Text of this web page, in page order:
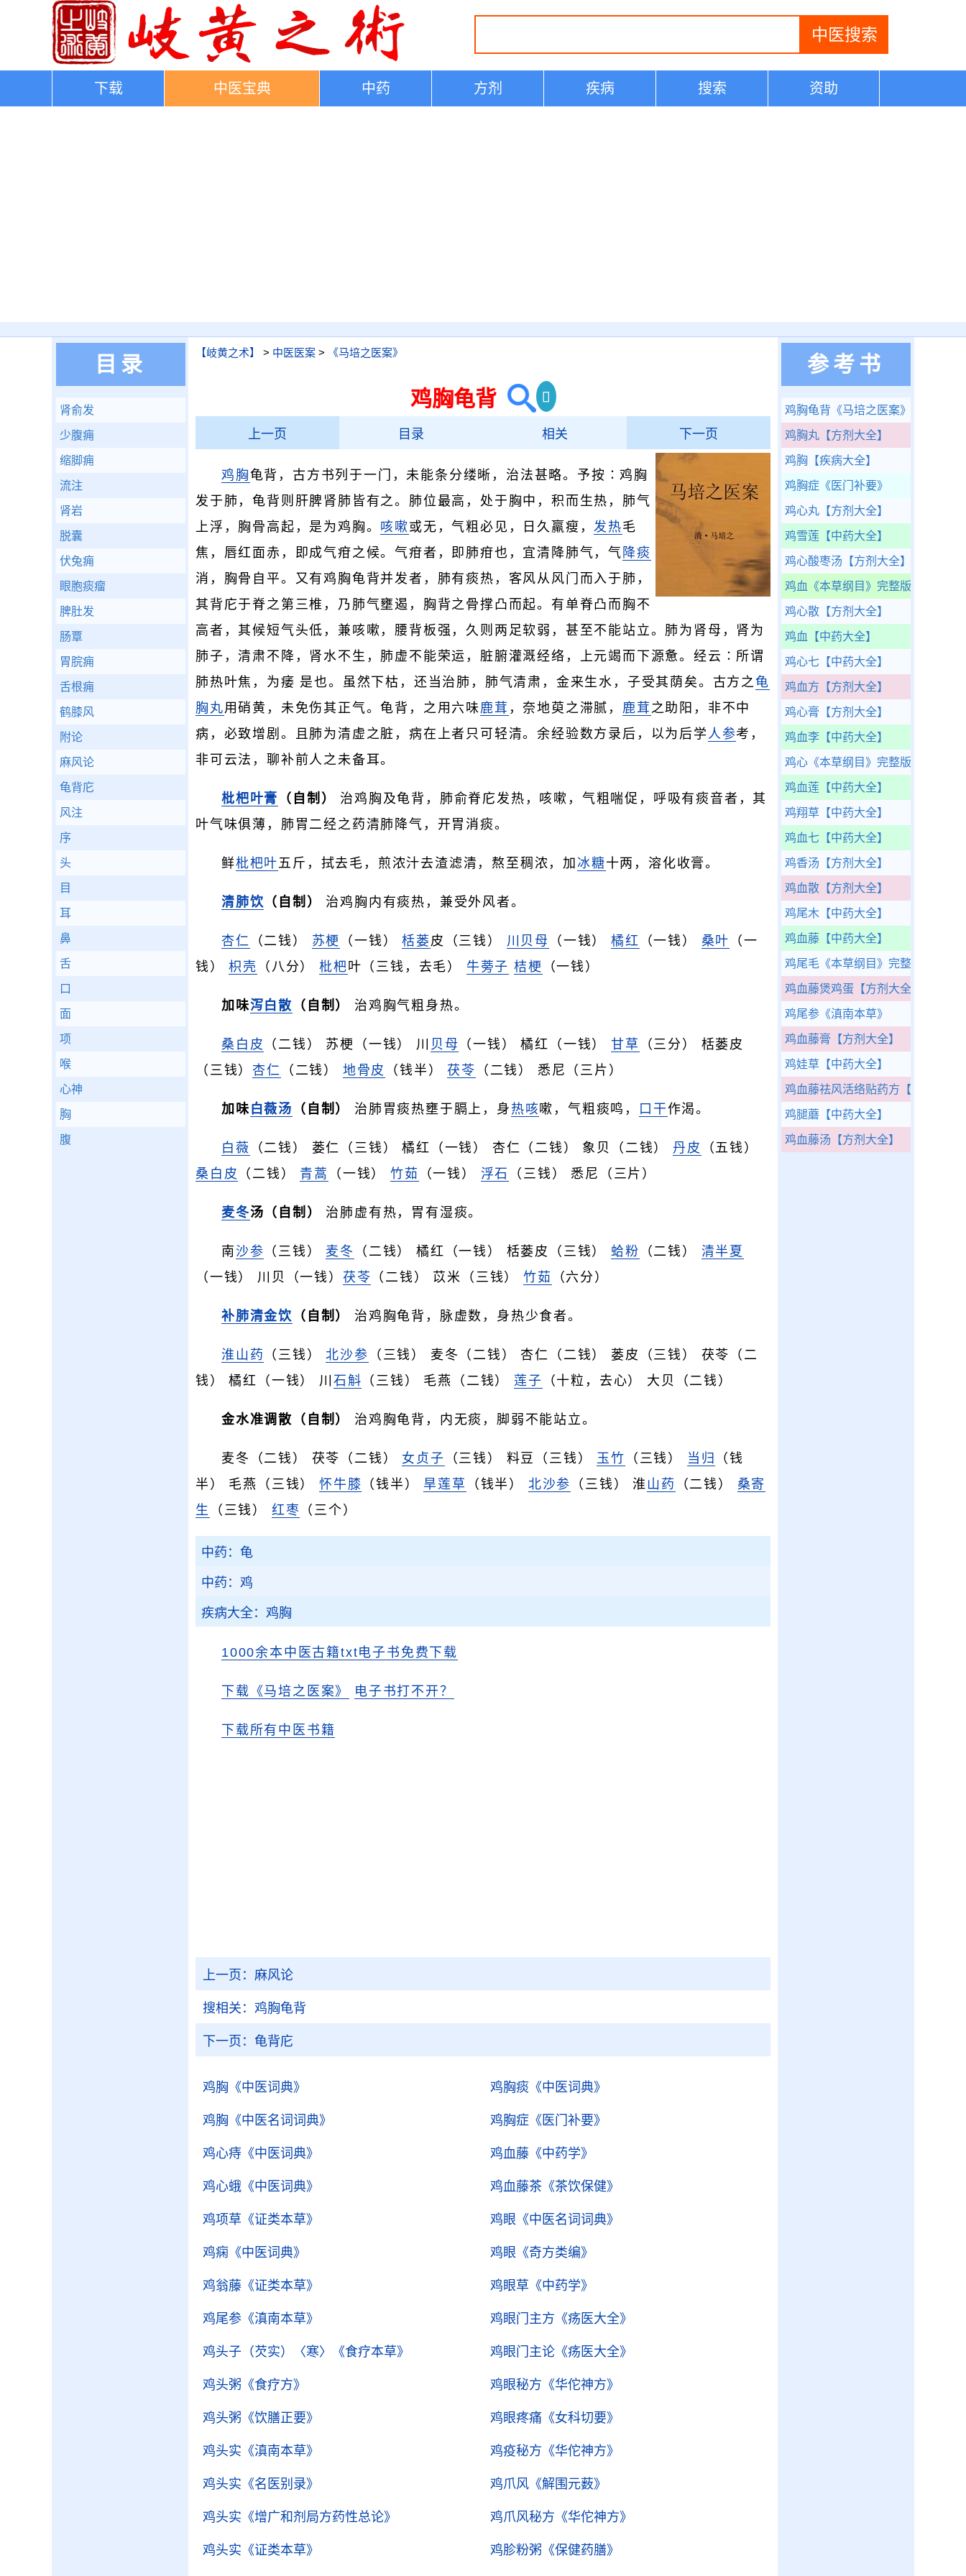
下载 中医宝典 中药 方剂 疾病 搜索 资助
【岐黄之术】 > 中医医案 > 《马培之医案》
鸡胸龟背
上一页 目录 相关 下一页
鸡胸龟背，古方书列于一门，未能条分缕晰，治法甚略。予按∶鸡胸
发于肺，龟背则肝脾肾肺皆有之。肺位最高，处于胸中，积而生热，肺气
上浮，胸骨高起，是为鸡胸。 咳嗽或无，气粗必见，日久羸瘦，发热毛
焦，唇红面赤，即成气疳之候。气疳者，即肺疳也，宜清降肺气，气 降痰
消，胸骨自平。又有鸡胸龟背并发者，肺有痰热，客风从风门而入于肺，
其背庀于脊之第三椎，乃肺气壅遏，胸背之骨撑凸而起。有单脊凸而胸不
高者，其候短气头低，兼咳嗽，腰背板强，久则两足软弱，甚至不能站立。肺为肾母，肾为
肺子，清肃不降，肾水不生，肺虚不能荣运，脏腑灌溉经络，上元竭而下源惫。经云∶所谓
肺热叶焦，为痿 是也。虽然下枯，还当治肺，肺气清肃，金来生水，子受其荫矣。古方之龟
胸丸用硝黄，未免伤其正气。龟背，之用六味鹿茸 ，奈地萸之滞腻， 鹿茸 之助阳，非不中
病，必致增剧。且肺为清虚之脏，病在上者只可轻清。余经验数方录后，以为后学 人参考，
非可云法，聊补前人之未备耳。
枇杷叶膏 （自制）
治鸡胸及龟背，肺俞脊庀发热，咳嗽，气粗喘促，呼吸有痰音者，其
叶气味俱薄，肺胃二经之药清肺降气，开胃消痰。
鲜枇杷叶五斤，拭去毛，煎浓汁去渣滤清，熬至稠浓，加 冰糖十两，溶化收膏。
清肺饮 （自制） 治鸡胸内有痰热，兼受外风者。
杏仁 （二钱） 苏梗 （一钱）栝蒌 皮（三钱） 川贝母 （一钱）橘红 （一钱） 桑叶
（一
钱）枳壳 （八分）枇杷叶（三钱，去毛） 牛蒡子 桔梗 （一钱）
加味泻白散 （自制） 治鸡胸气粗身热。
桑白皮 （二钱） 苏梗（一钱） 川 贝母 （一钱） 橘红（一钱）甘草
（三分） 栝蒌皮
（三钱）杏仁 （二钱） 地骨皮 （钱半）茯苓 （二钱） 悉尼（三片）
加味 白薇汤 （自制） 治肺胃痰热壅于膈上，身 热咳嗽，气粗痰鸣， 口干作渴。
白薇 （二钱） 蒌仁（三钱） 橘红（一钱） 杏仁（二钱） 象贝（二钱） 丹皮
（五钱）
桑白皮
（二钱） 青蒿 （一钱）竹茹 （一钱） 浮石 （三钱） 悉尼（三片）
麦冬汤（自制） 治肺虚有热，胃有湿痰。
南 沙参 （三钱） 麦冬 （二钱） 橘红（一钱） 栝蒌皮（三钱）蛤粉 （二钱） 清半夏
（一钱） 川贝（一钱） 茯苓 （二钱） 苡米（三钱）竹茹 （六分）
补肺清金饮 （自制） 治鸡胸龟背，脉虚数，身热少食者。
淮山药 （三钱）北沙参 （三钱） 麦冬（二钱） 杏仁（二钱） 蒌皮（三钱） 茯苓（二
钱） 橘红（一钱） 川 石斛 （三钱） 毛燕（二钱） 莲子 （十粒，去心） 大贝（二钱）
金水准调散（自制） 治鸡胸龟背，内无痰，脚弱不能站立。
麦冬（二钱） 茯苓（二钱） 女贞子 （三钱） 料豆（三钱） 玉竹 （三钱） 当归
（钱
半） 毛燕（三钱） 怀牛膝 （钱半）旱莲草 （钱半） 北沙参 （三钱） 淮 山药 （二钱） 桑寄
生
（三钱） 红枣 （三个）
中药：龟
中药：鸡
疾病大全：鸡胸
1000余本中医古籍txt电子书免费下载
下载《马培之医案》 电子书打不开？
下载所有中医书籍
上一页： 麻风论
搜相关： 鸡胸龟背
下一页： 龟背庀
鸡胸 《中医词典》 鸡胸痰 《中医词典》
鸡胸 《中医名词词典》 鸡胸症 《医门补要》
鸡心痔 《中医词典》 鸡血藤 《中药学》
鸡心蛾 《中医词典》 鸡血藤茶 《茶饮保健》
鸡项草 《证类本草》 鸡眼 《中医名词词典》
鸡痫 《中医词典》 鸡眼 《奇方类编》
鸡翁藤 《证类本草》 鸡眼草 《中药学》
鸡尾参 《滇南本草》 鸡眼门主方 《疡医大全》
鸡头子（芡实）〈寒〉 《食疗本草》 鸡眼门主论 《疡医大全》
鸡头粥 《食疗方》 鸡眼秘方 《华佗神方》
鸡头粥 《饮膳正要》 鸡眼疼痛 《女科切要》
鸡头实 《滇南本草》 鸡疫秘方 《华佗神方》
鸡头实 《名医别录》 鸡爪风 《解围元薮》
鸡头实 《增广和剂局方药性总论》 鸡爪风秘方 《华佗神方》
鸡头实 《证类本草》 鸡胗粉粥 《保健药膳》
目录
肾俞发
少腹痈
缩脚痈
流注
肾岩
脱囊
伏兔痈
眼胞痰瘤
脾肚发
肠覃
胃脘痈
舌根痈
鹤膝风
附论
麻风论
龟背庀
风注
序
头
目
耳
鼻
舌
口
面
项
喉
心神
胸
腹
参考书
鸡胸龟背 《马培之医案》
鸡胸丸 【方剂大全】
鸡胸 【疾病大全】
鸡胸症 《医门补要》
鸡心丸 【方剂大全】
鸡雪莲 【中药大全】
鸡心酸枣汤 【方剂大全】
鸡血 《本草纲目》完整版
鸡心散 【方剂大全】
鸡血 【中药大全】
鸡心七 【中药大全】
鸡血方 【方剂大全】
鸡心膏 【方剂大全】
鸡血李 【中药大全】
鸡心 《本草纲目》完整版
鸡血莲 【中药大全】
鸡翔草 【中药大全】
鸡血七 【中药大全】
鸡香汤 【方剂大全】
鸡血散 【方剂大全】
鸡尾木 【中药大全】
鸡血藤 【中药大全】
鸡尾毛 《本草纲目》完整版
鸡血藤煲鸡蛋 【方剂大全】
鸡尾参 《滇南本草》
鸡血藤膏 【方剂大全】
鸡娃草 【中药大全】
鸡血藤祛风活络贴药方 【方剂大全
鸡腿蘑 【中药大全】
鸡血藤汤 【方剂大全】